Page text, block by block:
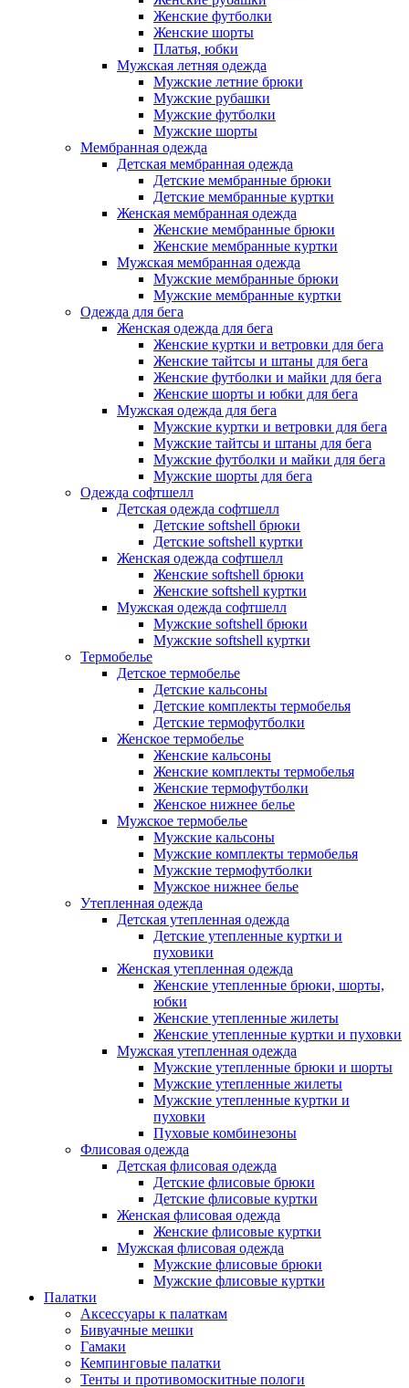
Женские футболки
Женские шорты
Платья, юбки
Мужская летняя одежда
Мужские летние брюки
Мужские рубашки
Мужские футболки
Мужские шорты
Мембранная одежда
Детская мембранная одежда
Детские мембранные брюки
Детские мембранные куртки
Женская мембранная одежда
Женские мембранные брюки
Женские мембранные куртки
Мужская мембранная одежда
Мужские мембранные брюки
Мужские мембранные куртки
Одежда для бега
Женская одежда для бега
Женские куртки и ветровки для бега
Женские тайтсы и штаны для бега
Женские футболки и майки для бега
Женские шорты и юбки для бега
Мужская одежда для бега
Мужские куртки и ветровки для бега
Мужские тайтсы и штаны для бега
Мужские футболки и майки для бега
Мужские шорты для бега
Одежда софтшелл
Детская одежда софтшелл
Детские softshell брюки
Детские softshell куртки
Женская одежда софтшелл
Женские softshell брюки
Женские softshell куртки
Мужская одежда софтшелл
Мужские softshell брюки
Мужские softshell куртки
Термобелье
Детское термобелье
Детские кальсоны
Детские комплекты термобелья
Детские термофутболки
Женское термобелье
Женские кальсоны
Женские комплекты термобелья
Женские термофутболки
Женское нижнее белье
Мужское термобелье
Мужские кальсоны
Мужские комплекты термобелья
Мужские термофутболки
Мужское нижнее белье
Утепленная одежда
Детская утепленная одежда
Детские утепленные куртки и
пуховики
Женская утепленная одежда
Женские утепленные брюки, шорты,
юбки
Женские утепленные жилеты
Женские утепленные куртки и пуховки
Мужская утепленная одежда
Мужские утепленные брюки и шорты
Мужские утепленные жилеты
Мужские утепленные куртки и
пуховки
Пуховые комбинезоны
Флисовая одежда
Детская флисовая одежда
Детские флисовые брюки
Детские флисовые куртки
Женская флисовая одежда
Женские флисовые куртки
Мужская флисовая одежда
Мужские флисовые брюки
Мужские флисовые куртки
Палатки
Аксессуары к палаткам
Бивуачные мешки
Гамаки
Кемпинговые палатки
Тенты и противомоскитные пологи